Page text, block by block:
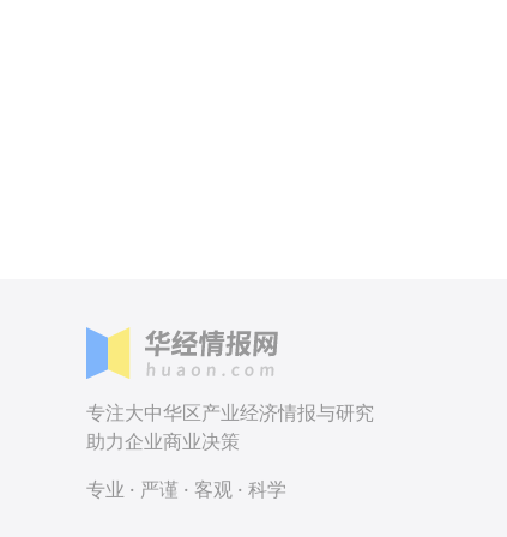
专注大中华区产业经济情报与研究
助力企业商业决策
专业 · 严谨 · 客观 · 科学